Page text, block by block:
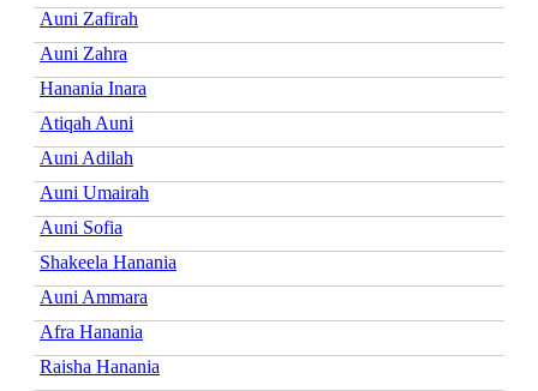
Auni Zafirah
Auni Zahra
Hanania Inara
Atiqah Auni
Auni Adilah
Auni Umairah
Auni Sofia
Shakeela Hanania
Auni Ammara
Afra Hanania
Raisha Hanania